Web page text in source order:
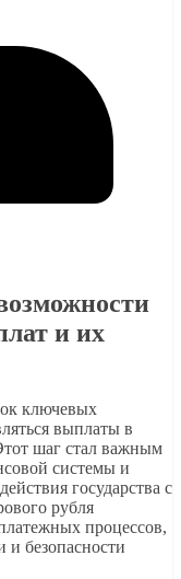
и их
ключевых
выплаты в
шаг стал важным
системы и
государства с
рубля
процессов,
и безопасности